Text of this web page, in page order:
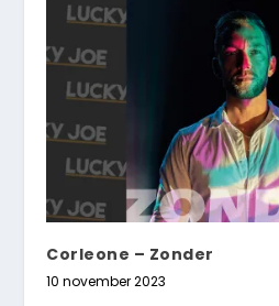
Corleone – Zonder
10 november 2023